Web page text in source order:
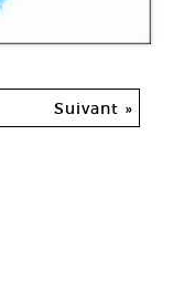
Suivant »